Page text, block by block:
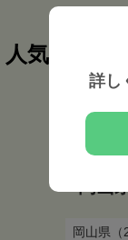
人気検索条
岡山県（
詳し